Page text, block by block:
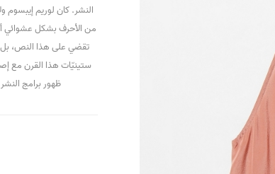
النشر. كان لوريم
من الأحرف بشكل عشوائي
تقضي على هذا النص، بل
ستينيّات هذا القرن مع
ظهور برامج